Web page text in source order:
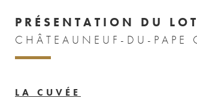
PRÉSENTATION DU LOT
CHÂTEAUNEUF-DU-
LA CUVÉE